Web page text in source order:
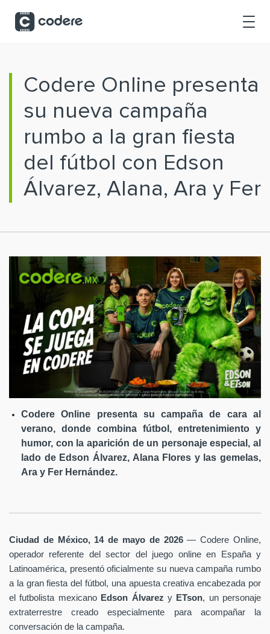
Codere Online presenta
su nueva campaña
rumbo a la gran fiesta
del fútbol con Edson
Álvarez, Alana, Ara y Fer
Codere Online presenta su campaña de cara al
verano, donde combina fútbol, entretenimiento y
humor, con la aparición de un personaje especial, al
lado de Edson Álvarez, Alana Flores y las gemelas,
Ara y Fer Hernández.
Ciudad de México, 14 de mayo de 2026— Codere Online,
operador referente del sector del juego online en España y
Latinoamérica, presentó oficialmente su nueva campaña rumbo
a la gran fiesta del fútbol, una apuesta creativa encabezada por
el futbolista mexicano Edson Álvarez yETson, un personaje
extraterrestre creado especialmente para acompañar la
conversación de la campaña.